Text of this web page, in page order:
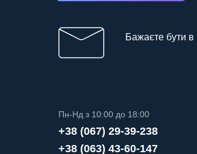
Бажаєте бути в
Пн-Нд з 10:00 до 18:00
+38 (067) 29-39-238
+38 (063) 43-60-147